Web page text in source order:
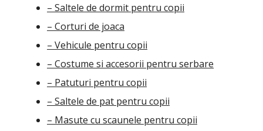
– Saltele de dormit pentru copii
– Corturi de joaca
– Vehicule pentru copii
– Costume si accesorii pentru serbare
– Patuturi pentru copii
– Saltele de pat pentru copii
– Masute cu scaunele pentru copii